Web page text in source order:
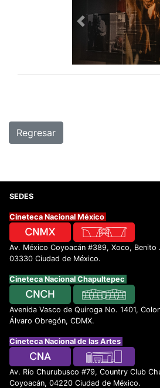
Previous
Regresar
SEDES
Cineteca Nacional México
Av. México Coyoacán #389, Xoco, Benito
03330 Ciudad de México.
Cineteca Nacional Chapultepec
Avenida Vasco de Quiroga No. 1401,
Álvaro Obregón, CDMX.
Cineteca Nacional de las Artes
Av. Río Churubusco #79, Country Club
Coyoacán, 04220 Ciudad de México.